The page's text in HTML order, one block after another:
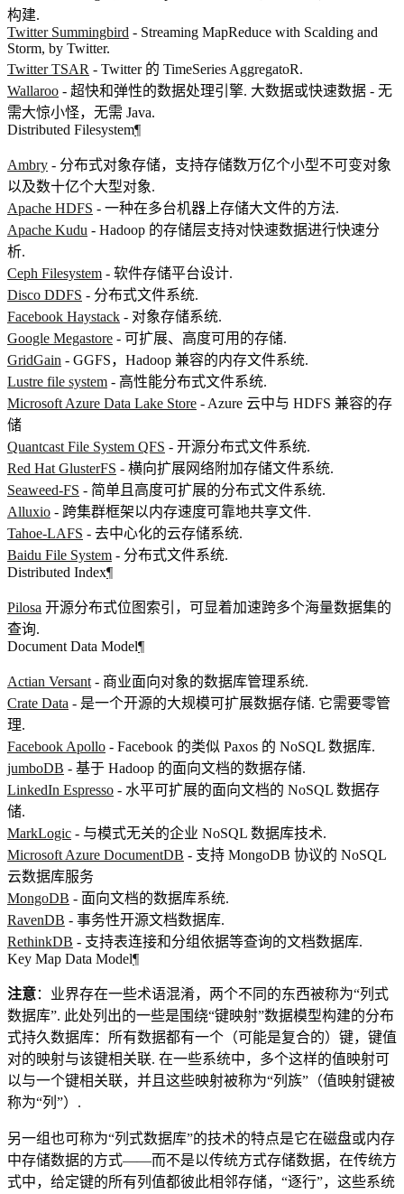
构建.
Twitter Summingbird - Streaming MapReduce with Scalding and
Storm, by Twitter.
Twitter TSAR - Twitter 的 TimeSeries AggregatoR.
Wallaroo - 超快和弹性的数据处理引擎. 大数据或快速数据 - 无
需大惊小怪，无需 Java.
Distributed Filesystem¶
Ambry - 分布式对象存储，支持存储数万亿个小型不可变对象
以及数十亿个大型对象.
Apache HDFS - 一种在多台机器上存储大文件的方法.
Apache Kudu - Hadoop 的存储层支持对快速数据进行快速分
析.
Ceph Filesystem - 软件存储平台设计.
Disco DDFS - 分布式文件系统.
Facebook Haystack - 对象存储系统.
Google Megastore - 可扩展、高度可用的存储.
GridGain - GGFS，Hadoop 兼容的内存文件系统.
Lustre file system - 高性能分布式文件系统.
Microsoft Azure Data Lake Store - Azure 云中与 HDFS 兼容的存
储
Quantcast File System QFS - 开源分布式文件系统.
Red Hat GlusterFS - 横向扩展网络附加存储文件系统.
Seaweed-FS - 简单且高度可扩展的分布式文件系统.
Alluxio - 跨集群框架以内存速度可靠地共享文件.
Tahoe-LAFS - 去中心化的云存储系统.
Baidu File System - 分布式文件系统.
Distributed Index¶
Pilosa 开源分布式位图索引，可显着加速跨多个海量数据集的
查询.
Document Data Model¶
Actian Versant - 商业面向对象的数据库管理系统.
Crate Data - 是一个开源的大规模可扩展数据存储. 它需要零管
理.
Facebook Apollo - Facebook 的类似 Paxos 的 NoSQL 数据库.
jumboDB - 基于 Hadoop 的面向文档的数据存储.
LinkedIn Espresso - 水平可扩展的面向文档的 NoSQL 数据存
储.
MarkLogic - 与模式无关的企业 NoSQL 数据库技术.
Microsoft Azure DocumentDB - 支持 MongoDB 协议的 NoSQL
云数据库服务
MongoDB - 面向文档的数据库系统.
RavenDB - 事务性开源文档数据库.
RethinkDB - 支持表连接和分组依据等查询的文档数据库.
Key Map Data Model¶
注意：业界存在一些术语混淆，两个不同的东西被称为“列式
数据库”. 此处列出的一些是围绕“键映射”数据模型构建的分布
式持久数据库：所有数据都有一个（可能是复合的）键，键值
对的映射与该键相关联. 在一些系统中，多个这样的值映射可
以与一个键相关联，并且这些映射被称为“列族”（值映射键被
称为“列”）.
另一组也可称为“列式数据库”的技术的特点是它在磁盘或内存
中存储数据的方式——而不是以传统方式存储数据，在传统方
式中，给定键的所有列值都彼此相邻存储，“逐行”，这些系统